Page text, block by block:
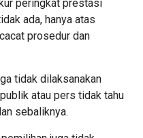
peringkat prestasi
ada, hanya atas
prosedur dan
tidak dilaksanakan
atau pers tidak tahu
sebaliknya.